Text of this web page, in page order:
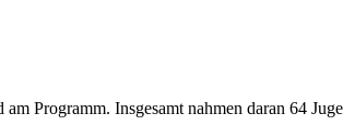
Programm. Insgesamt nahmen daran 64